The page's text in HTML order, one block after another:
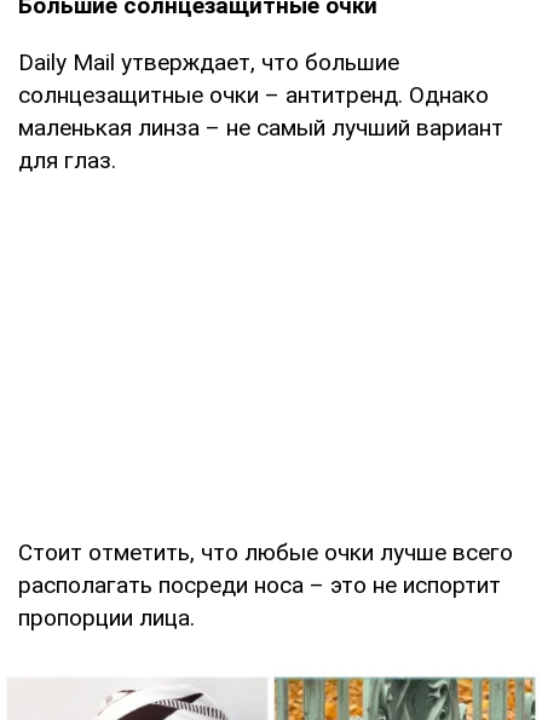
Daily Mail утверждает, что большие
солнцезащитные очки – антитренд. Однако
маленькая линза – не самый лучший вариант
для глаз.
Стоит отметить, что любые очки лучше всего
располагать посреди носа – это не испортит
пропорции лица.